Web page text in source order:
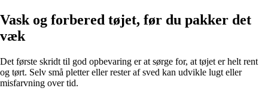
Vask og forbered tøjet, før du pakker det
væk
Det første skridt til god opbevaring er at sørge for, at tøjet er helt rent
og tørt. Selv små pletter eller rester af sved kan udvikle lugt eller
misfarvning over tid.